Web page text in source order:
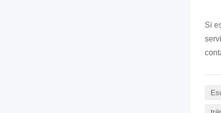
Si